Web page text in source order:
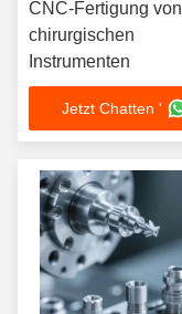
CNC-Fertigung von
chirurgischen
Instrumenten
Jetzt Chatten '